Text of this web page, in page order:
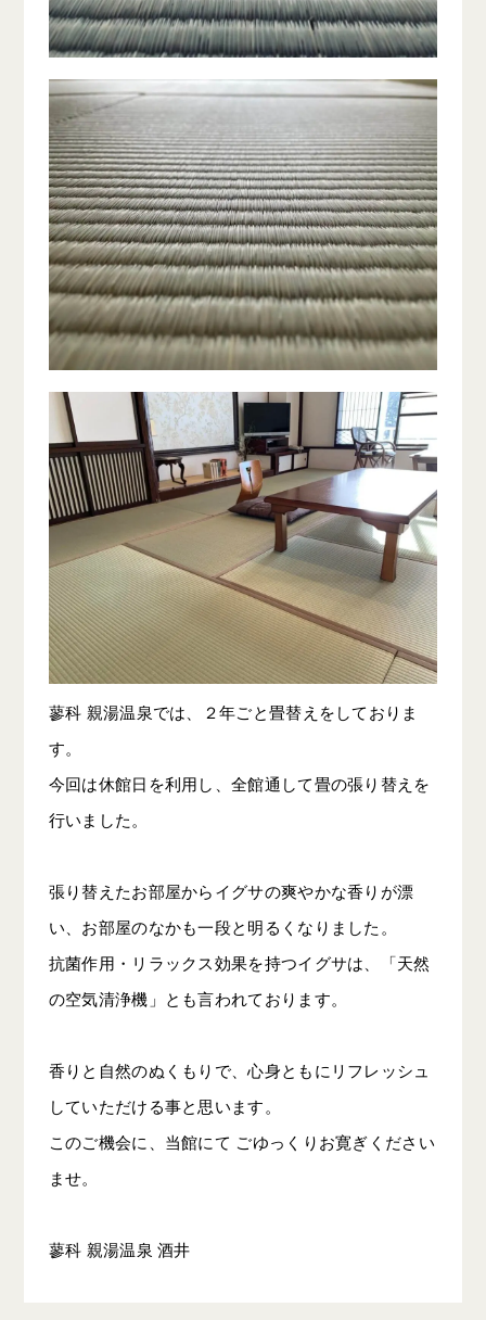
蓼科 親湯温泉では、２年ごと畳替えをしておりま
す。
今回は休館日を利用し、全館通して畳の張り替えを
行いました。
張り替えたお部屋からイグサの爽やかな香りが漂
い、お部屋のなかも一段と明るくなりました。
抗菌作用・リラックス効果を持つイグサは、「天然
の空気清浄機」とも言われております。
香りと自然のぬくもりで、心身ともにリフレッシュ
していただける事と思います。
このご機会に、当館にて ごゆっくりお寛ぎください
ませ。
蓼科 親湯温泉 酒井